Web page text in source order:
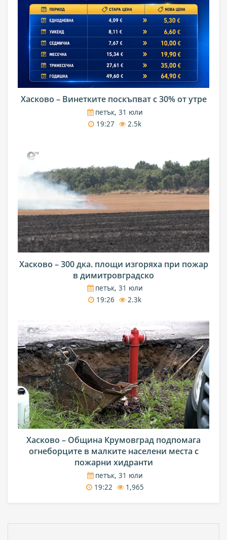
Хасково – Винетките поскъпват с 30% от утре
петък, 31 юли
19:27
2.5k
Хасково – 300 дка. площи изгоряха при пожар
в димитровградско
петък, 31 юли
19:26
2.3k
Хасково – Община Крумовград подпомага
огнеборците в малките населени места с
пожарни хидранти
петък, 31 юли
19:22
1,965